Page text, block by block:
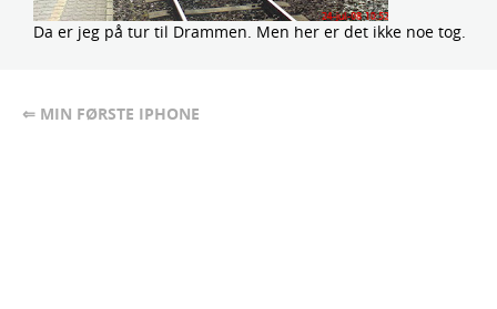
Da er jeg på tur til Drammen. Men her er det ikke noe tog.
⇐ MIN FØRSTE IPHONE